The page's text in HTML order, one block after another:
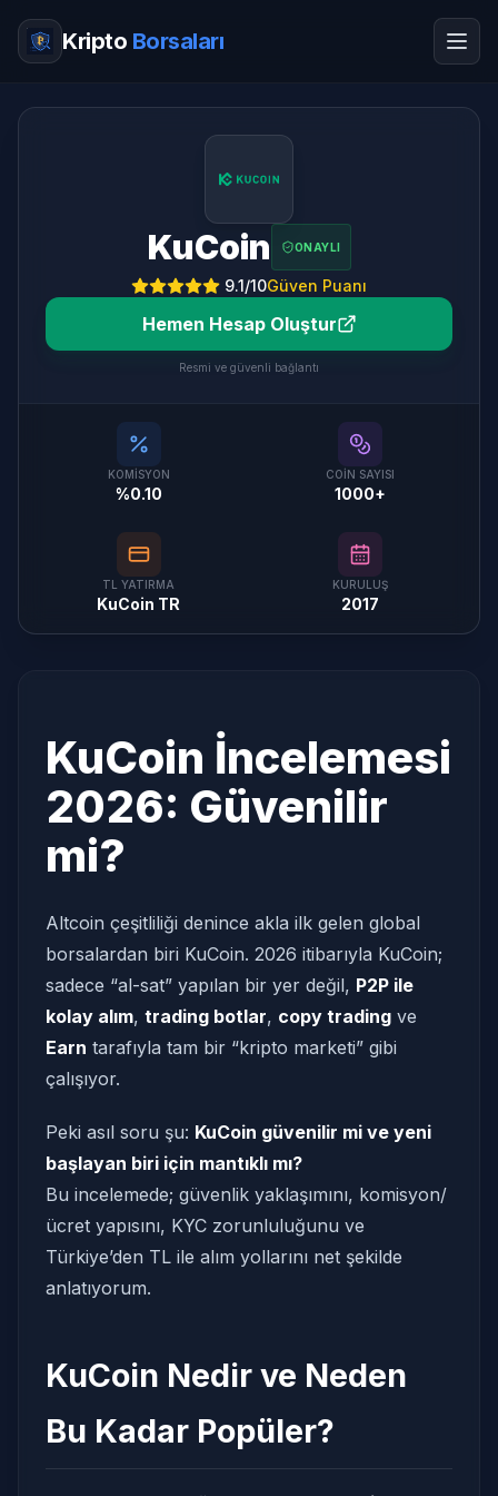
Kripto Borsaları
KuCoin ONAYLI
9.1/10Güven Puanı
Hemen Hesap Oluştur
Resmi ve güvenli bağlantı
KOMISYON
%0.10
COIN SAYISI
1000+
TL YATIRMA
KuCoin TR
KURULUŞ
2017
KuCoin İncelemesi
2026: Güvenilir
mi?
Altcoin çeşitliliği denince akla ilk gelen global
borsalardan biri KuCoin. 2026 itibarıyla KuCoin;
sadece “al-sat” yapılan bir yer değil, P2P ile
kolay alım, trading botlar, copy trading ve
Earn tarafıyla tam bir “kripto marketi” gibi
çalışıyor.
Peki asıl soru şu: KuCoin güvenilir mi ve yeni
başlayan biri için mantıklı mı?
Bu incelemede; güvenlik yaklaşımını, komisyon/
ücret yapısını, KYC zorunluluğunu ve
Türkiye’den TL ile alım yollarını net şekilde
anlatıyorum.
KuCoin Nedir ve Neden
Bu Kadar Popüler?